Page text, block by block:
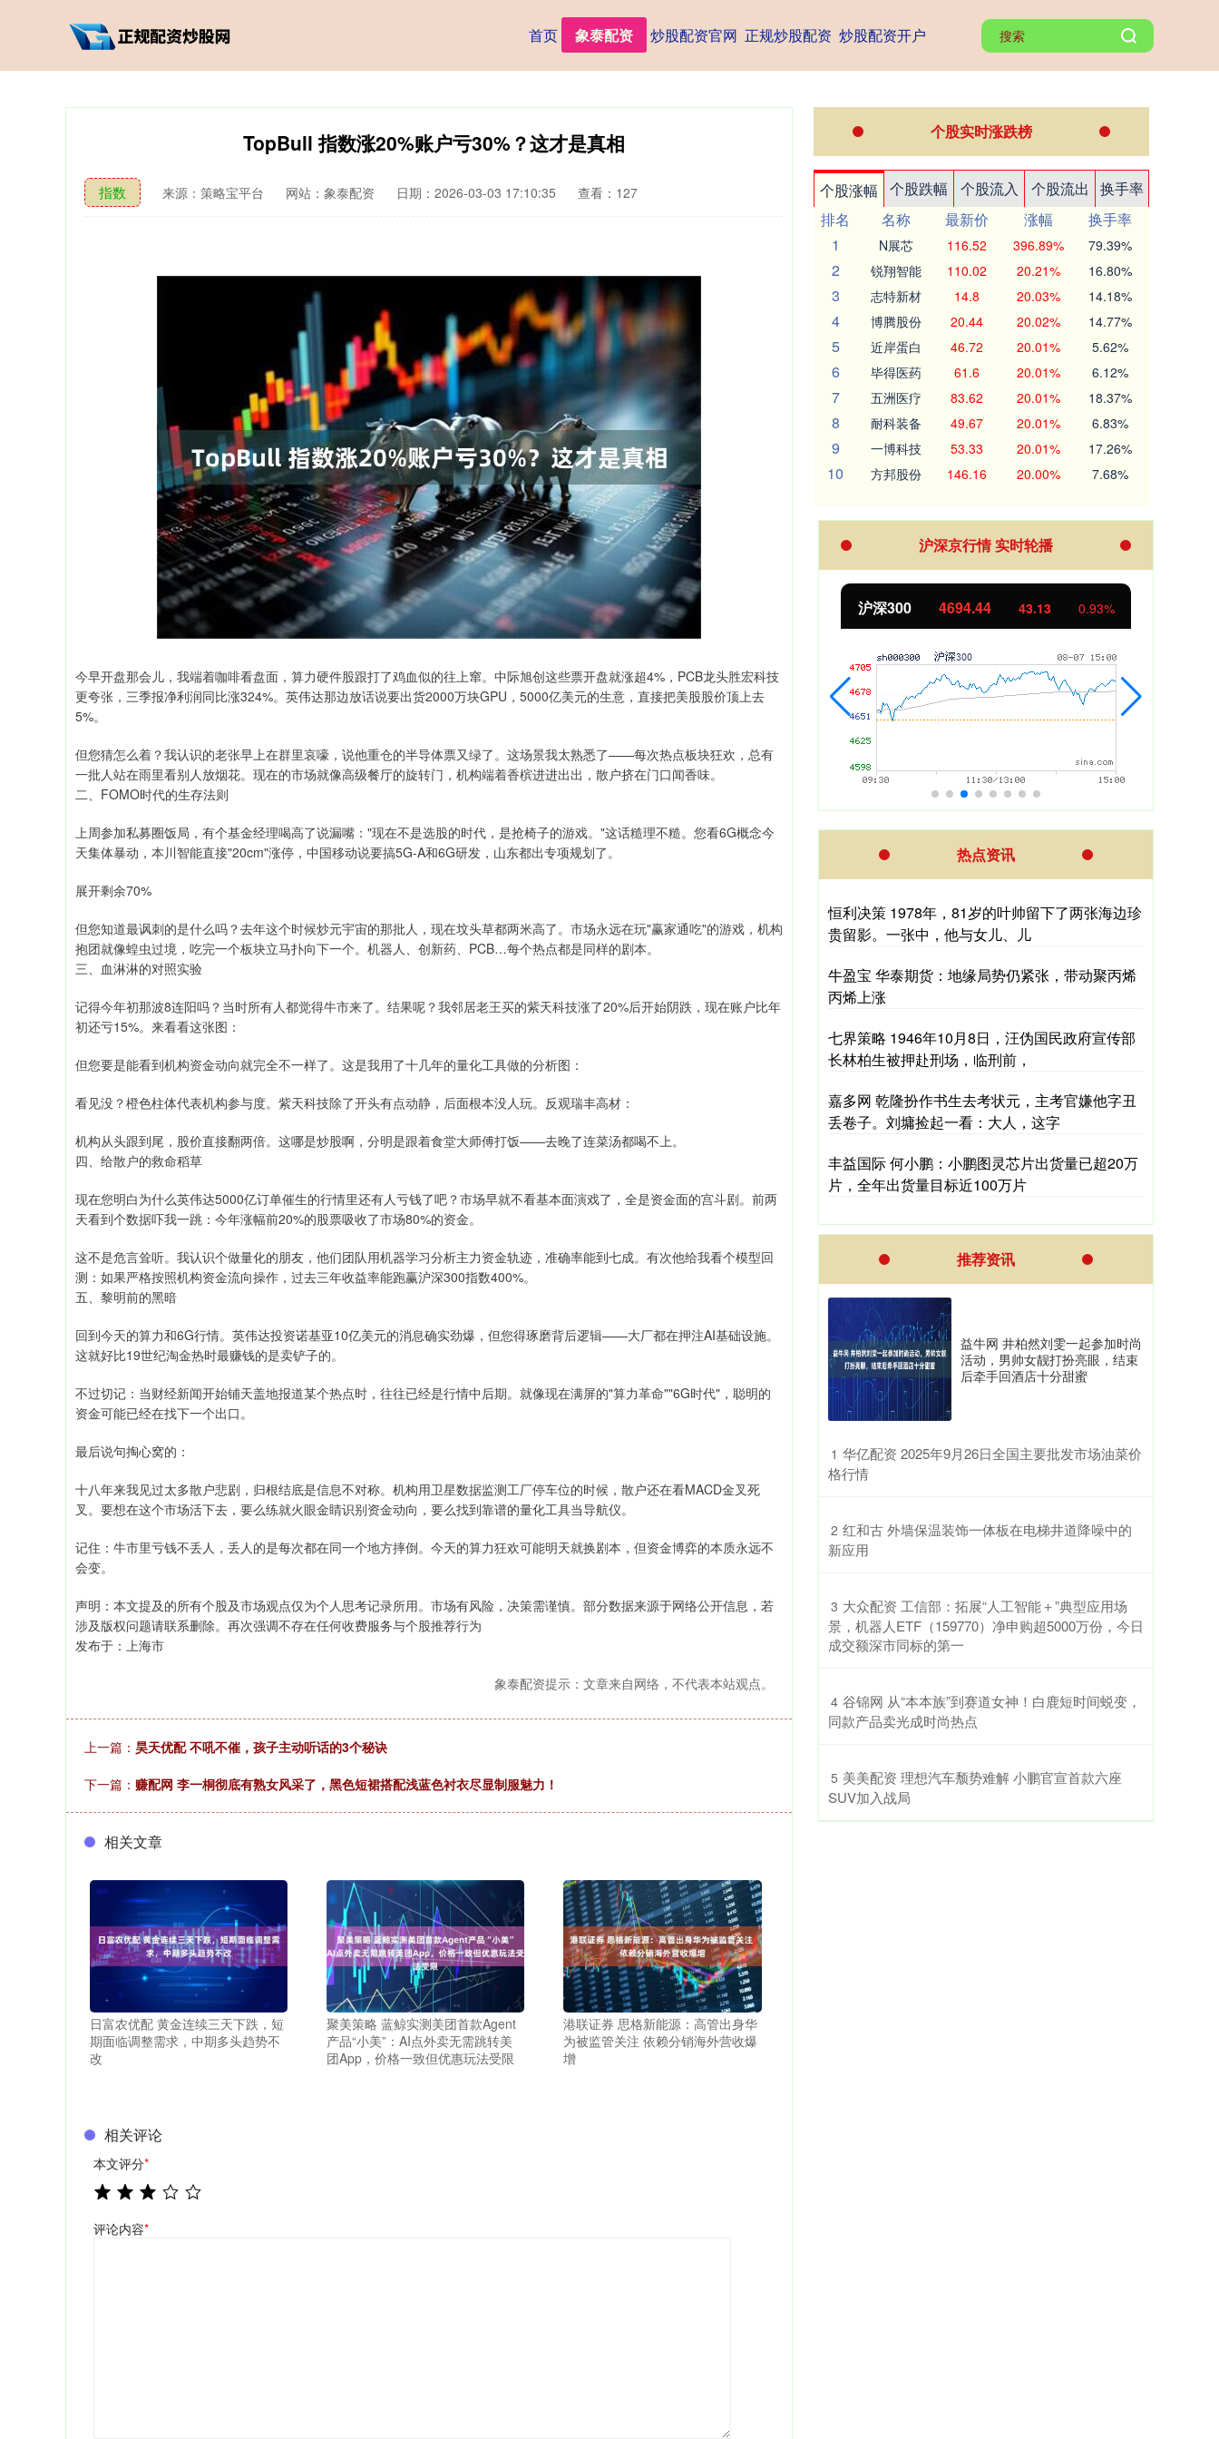
首页 象泰配资 炒股配资官网 正规炒股配资 炒股配资开户
TopBull 指数涨20%账户亏30%？这才是真相
指数 来源：策略宝平台 网站：象泰配资 日期：2026-03-03 17:10:35 查看：127
今早开盘那会儿，我端着咖啡看盘面，算力硬件股跟打了鸡血似的往上窜。中际旭创这些票开盘就涨超4%，PCB龙头胜宏科技
更夸张，三季报净利润同比涨324%。英伟达那边放话说要出货2000万块GPU，5000亿美元的生意，直接把美股股价顶上去
5%。
但您猜怎么着？我认识的老张早上在群里哀嚎，说他重仓的半导体票又绿了。这场景我太熟悉了——每次热点板块狂欢，总有
一批人站在雨里看别人放烟花。现在的市场就像高级餐厅的旋转门，机构端着香槟进进出出，散户挤在门口闻香味。
二、FOMO时代的生存法则
上周参加私募圈饭局，有个基金经理喝高了说漏嘴："现在不是选股的时代，是抢椅子的游戏。"这话糙理不糙。您看6G概念今
天集体暴动，本川智能直接"20cm"涨停，中国移动说要搞5G-A和6G研发，山东都出专项规划了。
展开剩余70%
但您知道最讽刺的是什么吗？去年这个时候炒元宇宙的那批人，现在坟头草都两米高了。市场永远在玩"赢家通吃"的游戏，机构
抱团就像蝗虫过境，吃完一个板块立马扑向下一个。机器人、创新药、PCB…每个热点都是同样的剧本。
三、血淋淋的对照实验
记得今年初那波8连阳吗？当时所有人都觉得牛市来了。结果呢？我邻居老王买的紫天科技涨了20%后开始阴跌，现在账户比年
初还亏15%。来看看这张图：
但您要是能看到机构资金动向就完全不一样了。这是我用了十几年的量化工具做的分析图：
看见没？橙色柱体代表机构参与度。紫天科技除了开头有点动静，后面根本没人玩。反观瑞丰高材：
机构从头跟到尾，股价直接翻两倍。这哪是炒股啊，分明是跟着食堂大师傅打饭——去晚了连菜汤都喝不上。
四、给散户的救命稻草
现在您明白为什么英伟达5000亿订单催生的行情里还有人亏钱了吧？市场早就不看基本面演戏了，全是资金面的宫斗剧。前两
天看到个数据吓我一跳：今年涨幅前20%的股票吸收了市场80%的资金。
这不是危言耸听。我认识个做量化的朋友，他们团队用机器学习分析主力资金轨迹，准确率能到七成。有次他给我看个模型回
测：如果严格按照机构资金流向操作，过去三年收益率能跑赢沪深300指数400%。
五、黎明前的黑暗
回到今天的算力和6G行情。英伟达投资诺基亚10亿美元的消息确实劲爆，但您得琢磨背后逻辑——大厂都在押注AI基础设施。
这就好比19世纪淘金热时最赚钱的是卖铲子的。
不过切记：当财经新闻开始铺天盖地报道某个热点时，往往已经是行情中后期。就像现在满屏的"算力革命""6G时代"，聪明的
资金可能已经在找下一个出口。
最后说句掏心窝的：
十八年来我见过太多散户悲剧，归根结底是信息不对称。机构用卫星数据监测工厂停车位的时候，散户还在看MACD金叉死
叉。要想在这个市场活下去，要么练就火眼金睛识别资金动向，要么找到靠谱的量化工具当导航仪。
记住：牛市里亏钱不丢人，丢人的是每次都在同一个地方摔倒。今天的算力狂欢可能明天就换剧本，但资金博弈的本质永远不
会变。
声明：本文提及的所有个股及市场观点仅为个人思考记录所用。市场有风险，决策需谨慎。部分数据来源于网络公开信息，若
涉及版权问题请联系删除。再次强调不存在任何收费服务与个股推荐行为
发布于：上海市
象泰配资提示：文章来自网络，不代表本站观点。
上一篇： 昊天优配 不吼不催，孩子主动听话的3个秘诀
下一篇： 赚配网 李一桐彻底有熟女风采了，黑色短裙搭配浅蓝色衬衣尽显制服魅力！
相关文章
日富农优配 黄金连续三天下跌，短
期面临调整需求，中期多头趋势不
改
聚美策略 蓝鲸实测美团首款Agent
产品“小美”：AI点外卖无需跳转美
团App，价格一致但优惠玩法受限
港联证券 思格新能源：高管出身华
为被监管关注 依赖分销海外营收爆
增
相关评论
本文评分*
评论内容*
个股实时涨跌榜
个股涨幅 个股跌幅 个股流入 个股流出
换手率
排名
名称 最新价 涨幅
换手率
1
N展芯 116.52 396.89% 79.39%
2 锐翔智能 110.02 20.21% 16.80%
3 志特新材 14.8 20.03% 14.18%
4 博腾股份 20.44 20.02% 14.77%
5 近岸蛋白 46.72 20.01% 5.62%
6 毕得医药 61.6 20.01% 6.12%
7 五洲医疗 83.62 20.01% 18.37%
8 耐科装备 49.67 20.01% 6.83%
9 一博科技 53.33 20.01% 17.26%
10 方邦股份 146.16 20.00% 7.68%
沪深京行情 实时轮播
1.02% 深证成指 14311.01 200.89 1.42% 沪深300 4694.44 0.93% 北证50 1134.24 11.37
热点资讯
恒利决策 1978年，81岁的叶帅留下了两张海边珍
贵留影。一张中，他与女儿、儿
牛盈宝 华泰期货：地缘局势仍紧张，带动聚丙烯
丙烯上涨
七界策略 1946年10月8日，汪伪国民政府宣传部
长林柏生被押赴刑场，临刑前，
嘉多网 乾隆扮作书生去考状元，主考官嫌他字丑
丢卷子。刘墉捡起一看：大人，这字
丰益国际 何小鹏：小鹏图灵芯片出货量已超20万
片，全年出货量目标近100万片
推荐资讯
益牛网 井柏然刘雯一起参加时尚
活动，男帅女靓打扮亮眼，结束
后牵手回酒店十分甜蜜
1 ​华亿配资 2025年9月26日全国主要批发市场油菜价
格行情
2 ​红和古 外墙保温装饰一体板在电梯井道降噪中的
新应用
3 ​大众配资 工信部：拓展“人工智能＋”典型应用场
景，机器人ETF（159770）净申购超5000万份，今日
成交额深市同标的第一
4 ​谷锦网 从“本本族”到赛道女神！白鹿短时间蜕变，
同款产品卖光成时尚热点
5 ​美美配资 理想汽车颓势难解 小鹏官宣首款六座
SUV加入战局